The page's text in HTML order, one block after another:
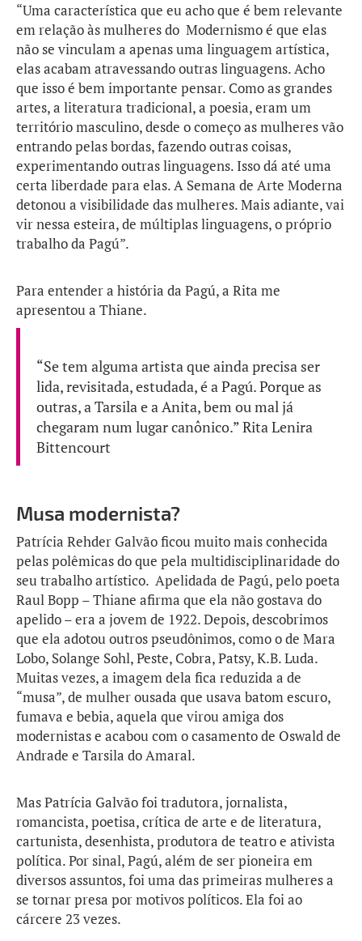
“Uma característica que eu acho que é bem relevante
em relação às mulheres do Modernismo é que elas
não se vinculam a apenas uma linguagem artística,
elas acabam atravessando outras linguagens. Acho
que isso é bem importante pensar. Como as grandes
artes, a literatura tradicional, a poesia, eram um
território masculino, desde o começo as mulheres vão
entrando pelas bordas, fazendo outras coisas,
experimentando outras linguagens. Isso dá até uma
certa liberdade para elas. A Semana de Arte Moderna
detonou a visibilidade das mulheres. Mais adiante, vai
vir nessa esteira, de múltiplas linguagens, o próprio
trabalho da Pagú”.
Para entender a história da Pagú, a Rita me
apresentou a Thiane.
“Se tem alguma artista que ainda precisa ser
lida, revisitada, estudada, é a Pagú. Porque as
outras, a Tarsila e a Anita, bem ou mal já
chegaram num lugar canônico.” Rita Lenira
Bittencourt
Musa modernista?
Patrícia Rehder Galvão ficou muito mais conhecida
pelas polêmicas do que pela multidisciplinaridade do
seu trabalho artístico. Apelidada de Pagú, pelo poeta
Raul Bopp – Thiane afirma que ela não gostava do
apelido – era a jovem de 1922. Depois, descobrimos
que ela adotou outros pseudônimos, como o de Mara
Lobo, Solange Sohl, Peste, Cobra, Patsy, K.B. Luda.
Muitas vezes, a imagem dela fica reduzida a de
“musa”, de mulher ousada que usava batom escuro,
fumava e bebia, aquela que virou amiga dos
modernistas e acabou com o casamento de Oswald de
Andrade e Tarsila do Amaral.
Mas Patrícia Galvão foi tradutora, jornalista,
romancista, poetisa, crítica de arte e de literatura,
cartunista, desenhista, produtora de teatro e ativista
política. Por sinal, Pagú, além de ser pioneira em
diversos assuntos, foi uma das primeiras mulheres a
se tornar presa por motivos políticos. Ela foi ao
cárcere 23 vezes.